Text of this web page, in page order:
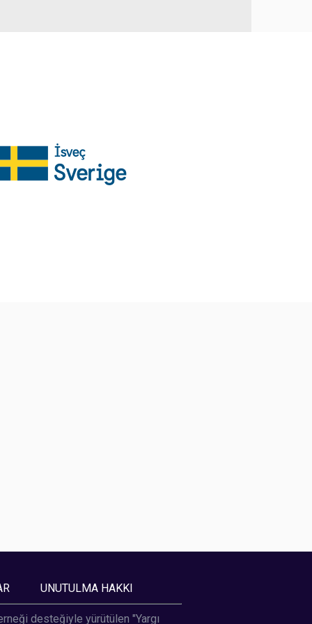
UNUTULMA HAKKI
desteğiyle yürütülen "Yargı